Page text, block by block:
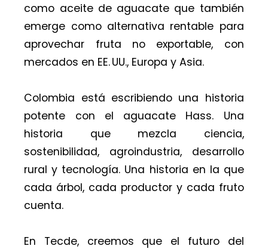
como aceite de aguacate que también
emerge como alternativa rentable para
aprovechar fruta no exportable, con
mercados en EE. UU., Europa y Asia.
Colombia está escribiendo una historia
potente con el aguacate Hass. Una
historia que mezcla ciencia,
sostenibilidad, agroindustria, desarrollo
rural y tecnología. Una historia en la que
cada árbol, cada productor y cada fruto
cuenta.
En Tecde, creemos que el futuro del